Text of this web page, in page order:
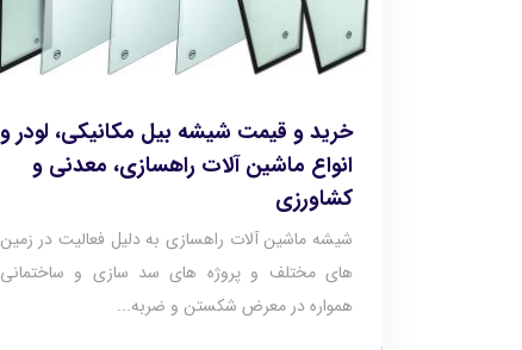
خرید و قیمت شیشه بیل مکانیکی، لودر و
انواع ماشین آلات راهسازی، معدنی و
کشاورزی
شیشه ماشین آلات راهسازی به دلیل فعالیت در زمین
های مختلف و پروژه های سد سازی و ساختمانی
همواره در معرض شکستن و ضربه...